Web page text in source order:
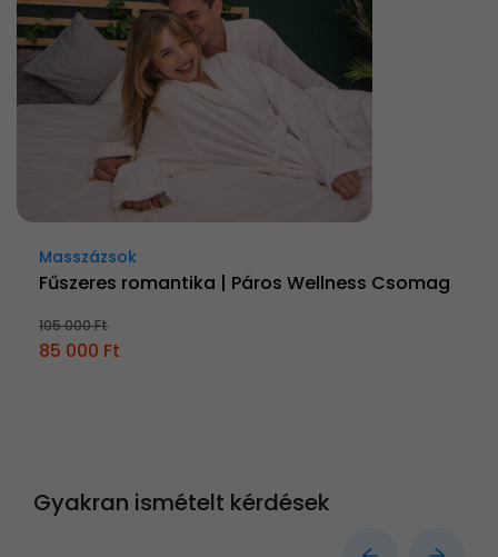
Masszázsok
Fűszeres romantika | Páros Wellness Csomag
105 000 Ft
85 000 Ft
Gyakran ismételt kérdések